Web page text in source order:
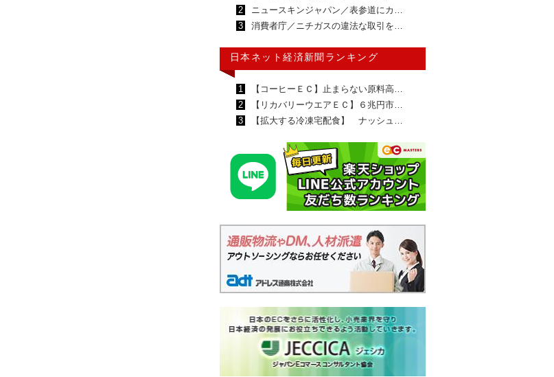
2
ニュースキンジャパン／表参道にカ…
3
消費者庁／ニチガスの違法な取引を…
日本ネット経済新聞ランキング
1
【コーヒーＥＣ】止まらない原料高…
2
【リカバリーウエアＥＣ】６兆円市…
3
【拡大する冷凍宅配食】 ナッシュ…